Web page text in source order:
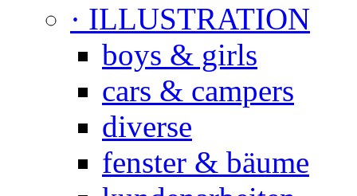
· ILLUSTRATION
boys & girls
cars & campers
diverse
fenster & bäume